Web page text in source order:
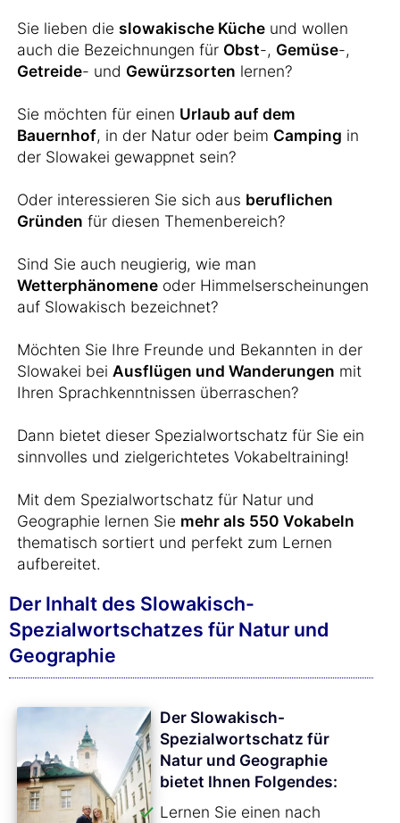
Sie lieben die slowakische Küche und wollen
auch die Bezeichnungen für Obst-, Gemüse-,
Getreide- und Gewürzsorten lernen?
Sie möchten für einen Urlaub auf dem
Bauernhof, in der Natur oder beim Camping in
der Slowakei gewappnet sein?
Oder interessieren Sie sich aus beruflichen
Gründen für diesen Themenbereich?
Sind Sie auch neugierig, wie man
Wetterphänomene oder Himmelserscheinungen
auf Slowakisch bezeichnet?
Möchten Sie Ihre Freunde und Bekannten in der
Slowakei bei Ausflügen und Wanderungen mit
Ihren Sprachkenntnissen überraschen?
Dann bietet dieser Spezialwortschatz für Sie ein
sinnvolles und zielgerichtetes Vokabeltraining!
Mit dem Spezialwortschatz für Natur und
Geographie lernen Sie mehr als 550 Vokabeln
thematisch sortiert und perfekt zum Lernen
aufbereitet.
Der Inhalt des Slowakisch-
Spezialwortschatzes für Natur und
Geographie
Der Slowakisch-
Spezialwortschatz für
Natur und Geographie
bietet Ihnen Folgendes:
Lernen Sie einen nach